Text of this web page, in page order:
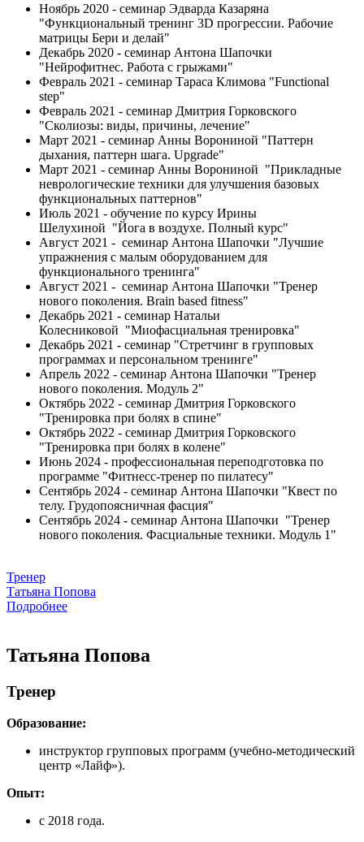
Ноябрь 2020 - семинар Эдварда Казаряна
"Функциональный тренинг 3D прогрессии. Рабочие
матрицы Бери и делай"
Декабрь 2020 - семинар Антона Шапочки
"Нейрофитнес. Работа с грыжами"
Февраль 2021 - семинар Тараса Климова "Functional
step"
Февраль 2021 - семинар Дмитрия Горковского
"Сколиозы: виды, причины, лечение"
Март 2021 - семинар Анны Ворониной "Паттерн
дыхания, паттерн шага. Upgrade"
Март 2021 - семинар Анны Ворониной "Прикладные
неврологические техники для улучшения базовых
функциональных паттернов"
Июль 2021 - обучение по курсу Ирины
Шелухиной "Йога в воздухе. Полный курс"
Август 2021 - семинар Антона Шапочки "Лучшие
упражнения с малым оборудованием для
функционального тренинга"
Август 2021 - семинар Антона Шапочки "Тренер
нового поколения. Brain based fitness"
Декабрь 2021 - семинар Натальи
Колесниковой "Миофасциальная тренировка"
Декабрь 2021 - семинар "Стретчинг в групповых
программах и персональном тренинге"
Апрель 2022 - семинар Антона Шапочки "Тренер
нового поколения. Модуль 2"​​​​​​​
Октябрь 2022 - семинар Дмитрия Горковского
"Тренировка при болях в спине"
Октябрь 2022 - семинар Дмитрия Горковского
"Тренировка при болях в колене"
Июнь 2024 - профессиональная переподготовка по
программе "Фитнесс-тренер по пилатесу"
Сентябрь 2024 - семинар Антона Шапочки "Квест по
телу. Грудопоясничная фасция"
Сентябрь 2024 - семинар Антона Шапочки "Тренер
нового поколения. Фасциальные техники. Модуль 1"​​​​​​​
Тренер
Татьяна Попова
Подробнее
Татьяна Попова
Тренер
Образование:
инструктор групповых программ (учебно-методический
центр «Лайф»).
Опыт:
с 2018 года.